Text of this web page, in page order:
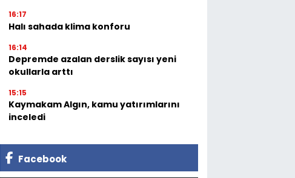
16:17
Halı sahada klima konforu
16:14
Depremde azalan derslik sayısı yeni
okullarla arttı
15:15
Kaymakam Algın, kamu yatırımlarını
inceledi
Facebook